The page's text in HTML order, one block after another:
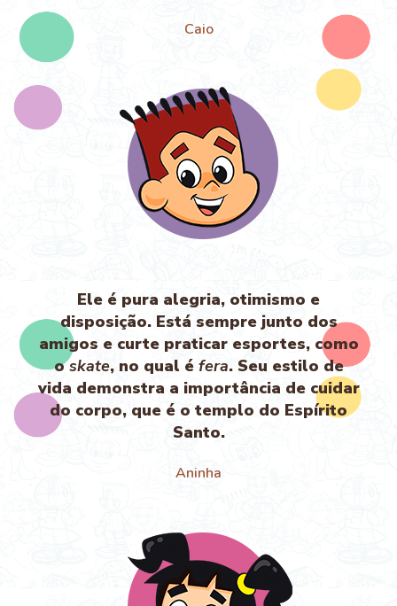
Caio
Ele é pura alegria, otimismo e
disposição. Está sempre junto dos
amigos e curte praticar esportes, como
oskate, no qual é fera. Seu estilo de
vida demonstra a importância de cuidar
do corpo, que é o templo do Espírito
Santo.
Aninha